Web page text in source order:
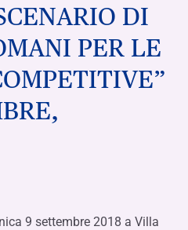
DI
PER LE
9 settembre 2018 a Villa